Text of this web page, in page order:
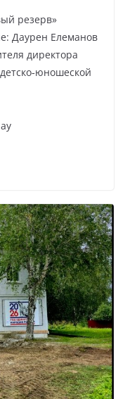
резерв»
Даурен Елеманов
директора